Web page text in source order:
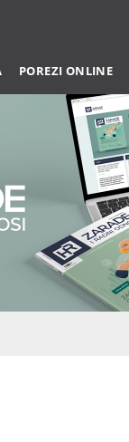
POREZI ONLINE